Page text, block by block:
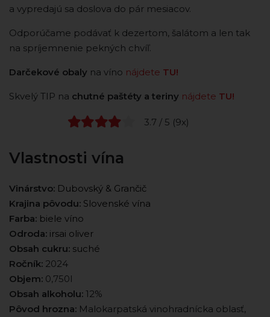
a vypredajú sa doslova do pár mesiacov.
Odporúčame podávať k dezertom, šalátom a len tak
na spríjemnenie pekných chvíľ.
Darčekové obaly na víno nájdete TU!
Skvelý TIP na chutné paštéty a teriny nájdete TU!
3.7 / 5 (9x)
Vlastnosti vína
Vinárstvo: Dubovský & Grančič
Krajina pôvodu: Slovenské vína
Farba: biele víno
Odroda: irsai oliver
Obsah cukru: suché
Ročník: 2024
Objem: 0,750l
Obsah alkoholu: 12%
Pôvod hrozna: Malokarpatská vinohradnícka oblasť,